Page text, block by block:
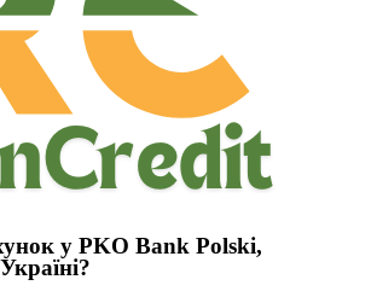
у PKO Bank Polski,